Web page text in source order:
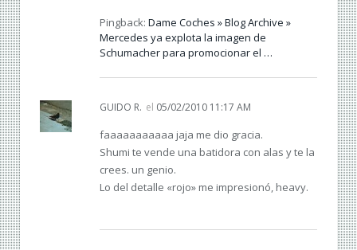
Pingback: Dame Coches » Blog Archive »
Mercedes ya explota la imagen de
Schumacher para promocionar el …
GUIDO R. el 05/02/2010 11:17 AM
faaaaaaaaaaa jaja me dio gracia.
Shumi te vende una batidora con alas y te la
crees. un genio.
Lo del detalle «rojo» me impresionó, heavy.